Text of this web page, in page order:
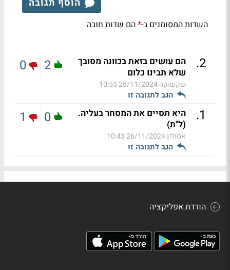
השדות המסומנים ב-*הם שדות חובה
2
.
הם עושים בזאת בכוונה מסובך
שלא תבינו כלום
שקשוקה26/11/2024 10:55
הגב לתגובה זו
2
0
1
.
היא תסיים את המסחר בעליה.
(ל"ת)
אסולין26/11/2024 10:43
הגב לתגובה זו
0
1
הורדת אפליקציה